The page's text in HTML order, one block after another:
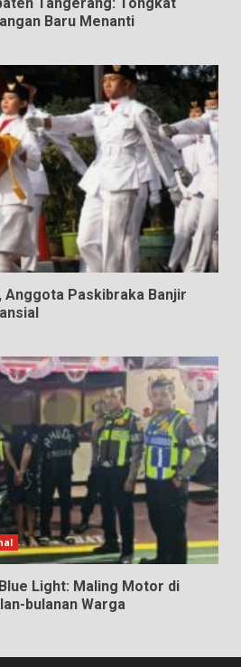
Tangerang: Tongkat
Baru Menanti
Anggota Paskibraka Banjir
Light: Maling Motor di
bulanan Warga